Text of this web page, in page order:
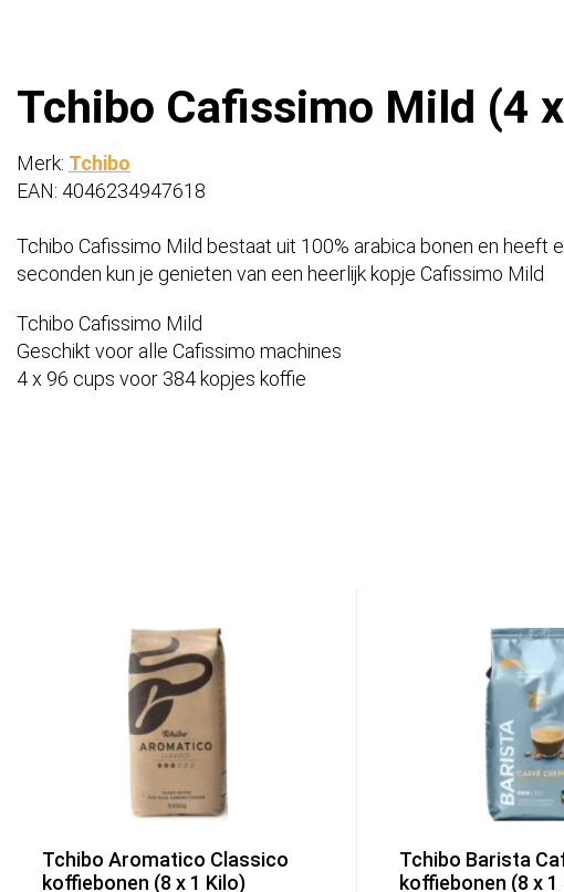
Tchibo Cafissimo Mild (4
Merk: Tchibo
EAN: 4046234947618
Tchibo Cafissimo Mild bestaat uit 100% arabica bonen en heeft
seconden kun je genieten van een heerlijk kopje Cafissimo Mild
Tchibo Cafissimo Mild
Geschikt voor alle Cafissimo machines
4 x 96 cups voor 384 kopjes koffie
Tchibo Aromatico Classico
koffiebonen (8 x 1 Kilo)
Tchibo Barista
koffiebonen (8 x 1